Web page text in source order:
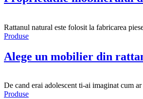
Rattanul natural este folosit la fabricarea
Produse
Alege un mobilier din
De cand erai adolescent ti-ai imaginat cum
Produse